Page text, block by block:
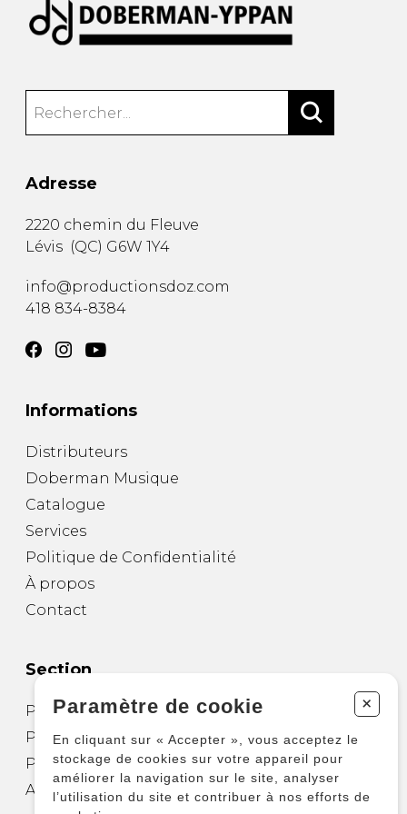
Adresse
2220 chemin du Fleuve
Lévis (QC) G6W 1Y4
info@productionsdoz.com
418 834-8384
Informations
Distributeurs
Doberman Musique
Catalogue
Services
Politique de Confidentialité
À propos
Contact
Section
Partitions pour guitare
Partitions pour autres instruments
Partitions pour ensembles
Autres produits
Paramètre de cookie +
En cliquant sur « Accepter », vous acceptez le
stockage de cookies sur votre appareil pour
améliorer la navigation sur le site, analyser
l’utilisation du site et contribuer à nos efforts de